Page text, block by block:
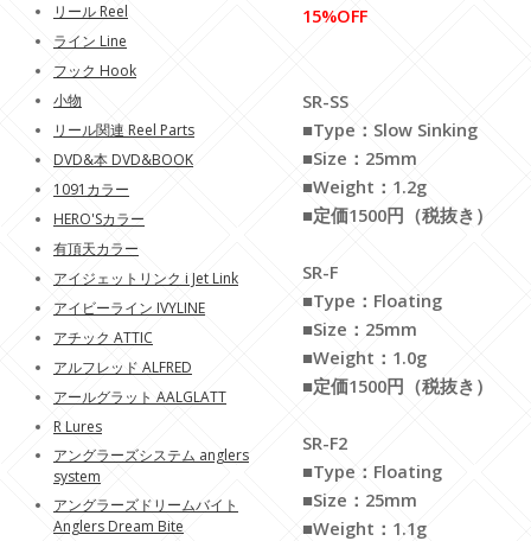
15%OFF
SR-SS
■Type：Slow Sinking
■Size：25mm
■Weight：1.2g
■定価1500円（税抜き）
SR-F
■Type：Floating
■Size：25mm
■Weight：1.0g
■定価1500円（税抜き）
SR-F2
■Type：Floating
■Size：25mm
■Weight：1.1g
リール Reel
ライン Line
フック Hook
小物
リール関連 Reel Parts
DVD&本 DVD&BOOK
1091カラー
HERO'Sカラー
有頂天カラー
アイジェットリンク i Jet Link
アイビーライン IVYLINE
アチック ATTIC
アルフレッド ALFRED
アールグラット AALGLATT
R Lures
アングラーズシステム anglers
system
アングラーズドリームバイト
Anglers Dream Bite